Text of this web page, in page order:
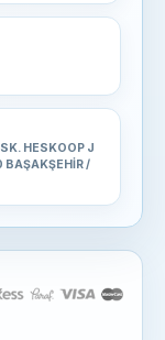
HESKOOP J
BAŞAKŞEHİR /